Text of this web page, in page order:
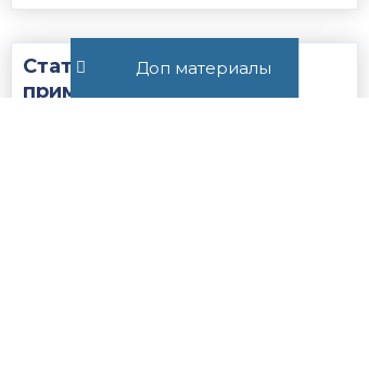
Доп материалы
Статья 56.1. Особенности
применения пониженных